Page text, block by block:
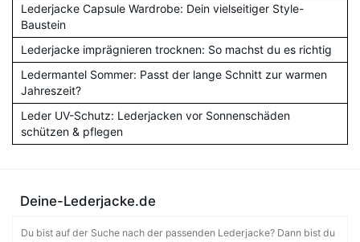
Lederjacke Capsule Wardrobe: Dein vielseitiger Style-
Baustein
Lederjacke imprägnieren trocknen: So machst du es richtig
Ledermantel Sommer: Passt der lange Schnitt zur warmen
Jahreszeit?
Leder UV-Schutz: Lederjacken vor Sonnenschäden
schützen & pflegen
Deine-Lederjacke.de
Du bist auf der Suche nach der passenden Lederjacke? Dann bist du